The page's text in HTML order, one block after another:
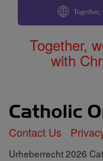
Together,
with
Contact Us
Urheberrecht 2026